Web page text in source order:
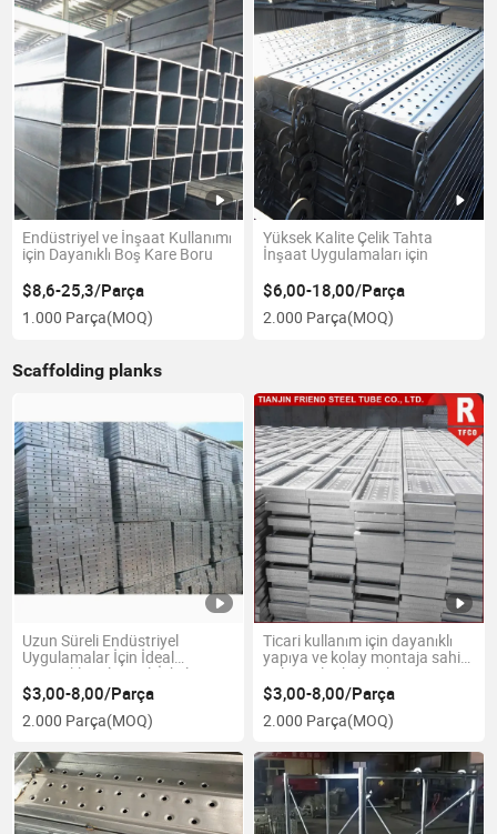
Endüstriyel ve İnşaat Kullanımı
için Dayanıklı Boş Kare Boru
$8,6-25,3/Parça
1.000 Parça(MOQ)
Yüksek Kalite Çelik Tahta
İnşaat Uygulamaları için
$6,00-18,00/Parça
2.000 Parça(MOQ)
Scaffolding planks
Uzun Süreli Endüstriyel
Uygulamalar İçin İdeal
Dayanıklı Galvanizli İskele
Tahtası
$3,00-8,00/Parça
2.000 Parça(MOQ)
Ticari kullanım için dayanıklı
yapıya ve kolay montaja sahip
galvanizli iskele tahtası
$3,00-8,00/Parça
2.000 Parça(MOQ)